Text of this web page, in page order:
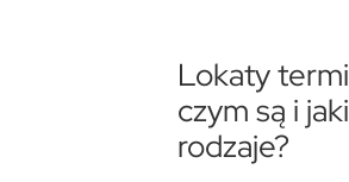
Lokaty
czym są i
rodzaje?